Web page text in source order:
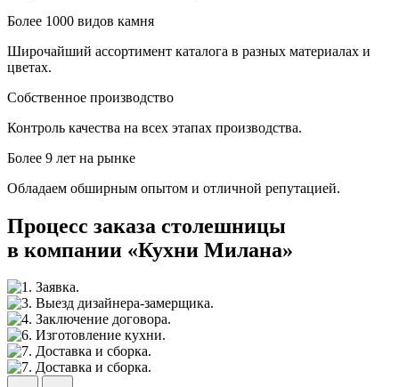
Более 1000 видов камня
Широчайший ассортимент каталога в разных материалах и
цветах.
Собственное производство
Контроль качества на всех этапах производства.
Более 9 лет на рынке
Обладаем обширным опытом и отличной репутацией.
Процесс заказа столешницы
в компании «Кухни Милана»